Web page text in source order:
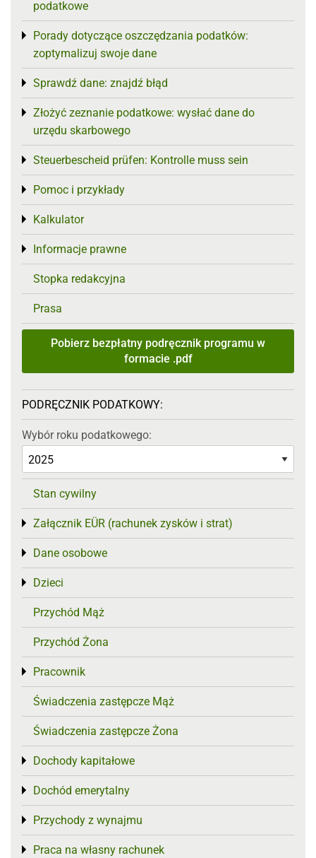
podatkowe
Porady dotyczące oszczędzania podatków:
zoptymalizuj swoje dane
Toggle menu
Sprawdź dane: znajdź błąd
Toggle menu
Złożyć zeznanie podatkowe: wysłać dane do
urzędu skarbowego
Toggle menu
Steuerbescheid prüfen: Kontrolle muss sein
Toggle menu
Pomoc i przykłady
Toggle menu
Kalkulator
Toggle menu
Informacje prawne
Toggle menu
Stopka redakcyjna
Prasa
Pobierz bezpłatny podręcznik programu w
formacie .pdf
PODRĘCZNIK PODATKOWY:
Wybór roku podatkowego:
Stan cywilny
Załącznik EÜR (rachunek zysków i strat)
Toggle menu
Dane osobowe
Toggle menu
Dzieci
Toggle menu
Przychód Mąż
Przychód Żona
Pracownik
Toggle menu
Świadczenia zastępcze Mąż
Świadczenia zastępcze Żona
Dochody kapitałowe
Toggle menu
Dochód emerytalny
Toggle menu
Przychody z wynajmu
Toggle menu
Praca na własny rachunek
Toggle menu